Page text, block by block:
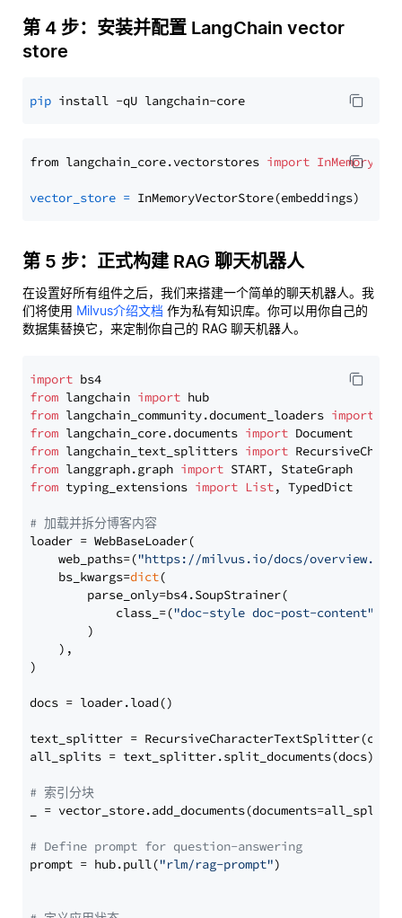
第 4 步：安装并配置 LangChain vector
store
pip
from langchain_core.vectorstores import
vector_store =
第 5 步：正式构建 RAG 聊天机器人
在设置好所有组件之后，我们来搭建一个简单的聊天机器人。我
们将使用 Milvus介绍文档 作为私有知识库。你可以用你自己的
数据集替换它，来定制你自己的 RAG 聊天机器人。
import
from langchain import
from langchain_community.document_loaders import
from langchain_core.documents import
from langchain_text_splitters import
from langgraph.graph import
from typing_extensions import List, TypedDict
# 加载并拆分博客内容
loader = WebBaseLoader(
    web_paths=(
"https://milvus.io/docs/overview.md"
    bs_kwargs=
dict(
        parse_only=bs4.SoupStrainer(
            class_=(
"doc-style doc-post-content"
        )
    ),
)
docs = loader.load()
text_splitter =
all_splits = text_splitter.split_documents(docs)
# 索引分块
_ = vector_store.add_documents(documents=all_splits)
# Define prompt for question-answering
prompt = hub.pull("rlm/rag-prompt")